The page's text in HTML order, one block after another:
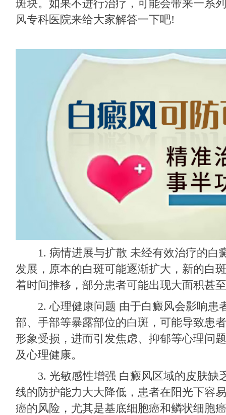
斑块。如果不进行治疗，可能会带来一系
风专科医院来给大家解答一下吧!
1. 病情进展与扩散 未经有效治疗的白
发展，原本的白斑可能逐渐扩大，新的白
着时间推移，部分患者可能出现大面积甚
2. 心理健康问题 由于白癜风会影响患
部、手部等暴露部位的白斑，可能导致患
形象受损，进而引发焦虑、抑郁等心理问
及心理健康。
3. 光敏感性增强 白癜风区域的皮肤缺
线的防护能力大大降低，患者在阳光下容
癌的风险，尤其是基底细胞癌和鳞状细胞